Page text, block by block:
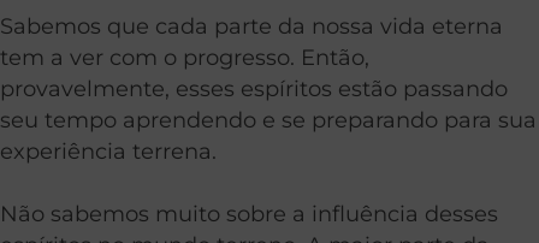
Sabemos que cada parte da nossa vida eterna
tem a ver com o progresso. Então,
provavelmente, esses espíritos estão passando
seu tempo aprendendo e se preparando para sua
experiência terrena.
Não sabemos muito sobre a influência desses